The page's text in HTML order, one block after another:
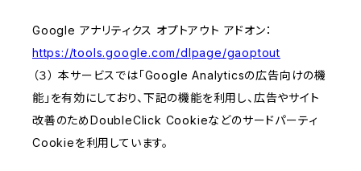
Google アナリティクス オプトアウト アドオン：
https://tools.google.com/dlpage/gaoptout
（３） 本サービスでは「Google Analyticsの広告向けの機
能」を有効にしており、下記の機能を利用し、広告やサイト
改善のためDoubleClick Cookieなどのサードパーティ
Cookieを利用しています。